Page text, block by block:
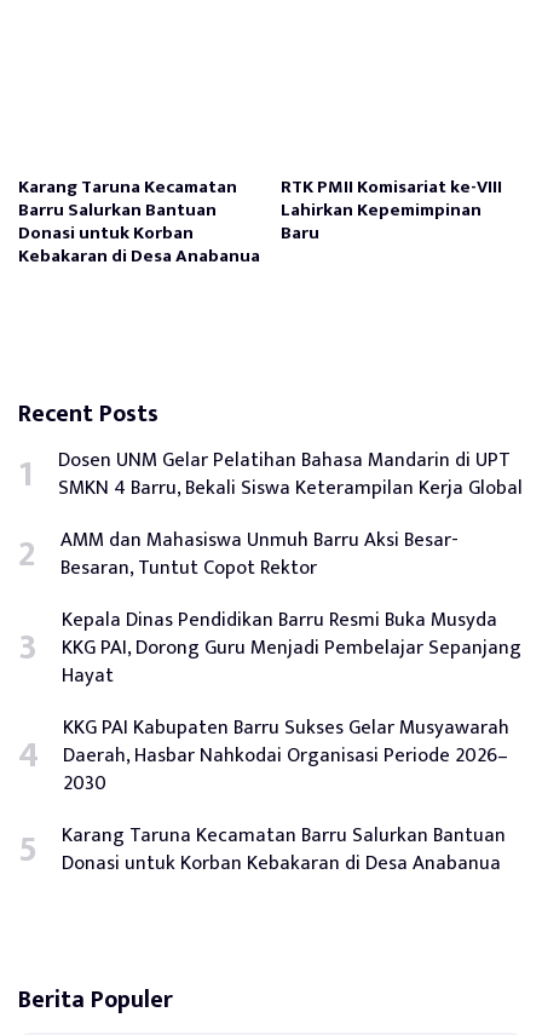
Karang Taruna Kecamatan
Barru Salurkan Bantuan
Donasi untuk Korban
Kebakaran di Desa Anabanua
RTK PMII Komisariat ke-VIII
Lahirkan Kepemimpinan
Baru
Recent Posts
Dosen UNM Gelar Pelatihan Bahasa Mandarin di UPT
SMKN 4 Barru, Bekali Siswa Keterampilan Kerja Global
AMM dan Mahasiswa Unmuh Barru Aksi Besar-
Besaran, Tuntut Copot Rektor
Kepala Dinas Pendidikan Barru Resmi Buka Musyda
KKG PAI, Dorong Guru Menjadi Pembelajar Sepanjang
Hayat
KKG PAI Kabupaten Barru Sukses Gelar Musyawarah
Daerah, Hasbar Nahkodai Organisasi Periode 2026–
2030
Karang Taruna Kecamatan Barru Salurkan Bantuan
Donasi untuk Korban Kebakaran di Desa Anabanua
Berita Populer